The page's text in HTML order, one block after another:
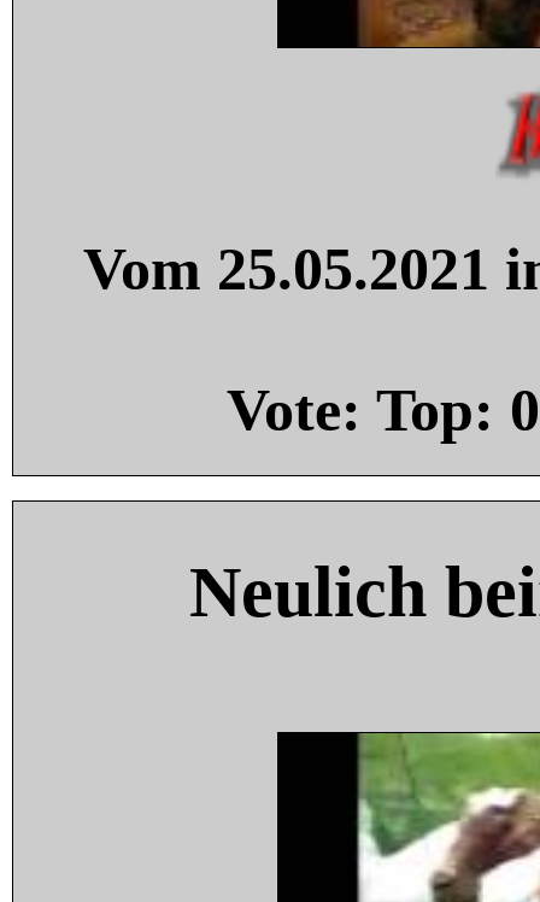
Vom 25.05.2021
Vote: Top: 0
Neulich